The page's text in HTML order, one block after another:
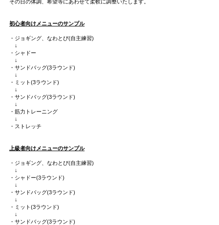
その日の体調、希望等にあわせて柔軟に調整いたします。
初心者向けメニューのサンプル
・ジョギング、なわとび(自主練習)
↓
・シャドー
↓
・サンドバッグ(3ラウンド)
↓
・ミット(3ラウンド)
↓
・サンドバッグ(3ラウンド)
↓
・筋力トレーニング
↓
・ストレッチ
上級者向けメニューのサンプル
・ジョギング、なわとび(自主練習)
↓
・シャドー(3ラウンド)
↓
・サンドバッグ(3ラウンド)
↓
・ミット(3ラウンド)
↓
・サンドバッグ(3ラウンド)